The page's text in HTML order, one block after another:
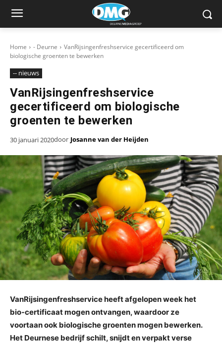
Home - Deurne
VanRijsingenfreshservice gecertificeerd om
biologische groenten te bewerken
-- nieuws
VanRijsingenfreshservice
gecertificeerd om biologische
groenten te bewerken
30 januari 2020door Josanne van der Heijden
VanRijsingenfreshservice heeft afgelopen week het
bio-certificaat mogen ontvangen, waardoor ze
voortaan ook biologische groenten mogen bewerken.
Het Deurnese bedrijf schilt, snijdt en verpakt verse